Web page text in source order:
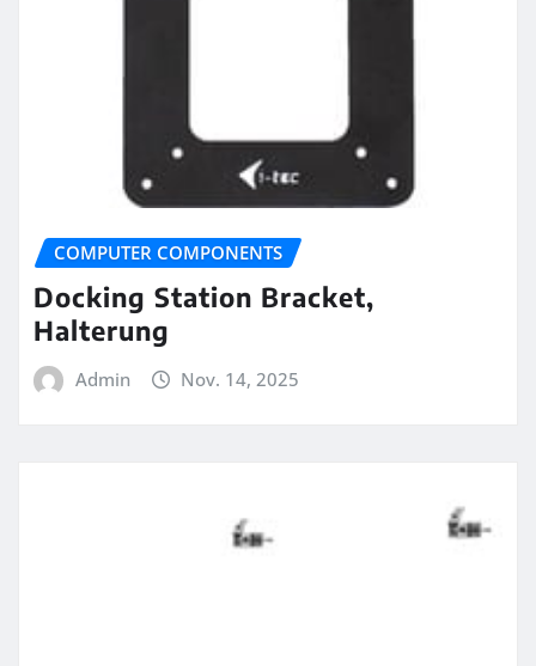
COMPUTER COMPONENTS
Docking Station Bracket,
Halterung
Admin Nov. 14, 2025